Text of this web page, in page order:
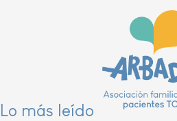
Lo más leído